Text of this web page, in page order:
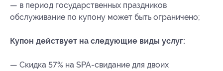
— в период государственных праздников
обслуживание по купону может быть ограничено;
Купон действует на следующие виды услуг:
— Скидка 57% на SPA-свидание для двоих